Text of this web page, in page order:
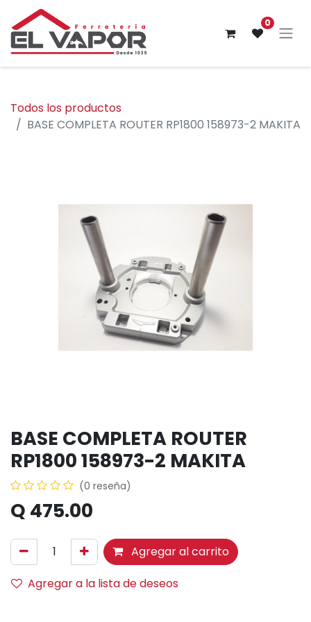
0
Todos los productos
BASE COMPLETA ROUTER RP1800 158973-2 MAKITA
BASE COMPLETA ROUTER
RP1800 158973-2 MAKITA
(0 reseña)
Q 475.00
Agregar al carrito
Agregar a la lista de deseos